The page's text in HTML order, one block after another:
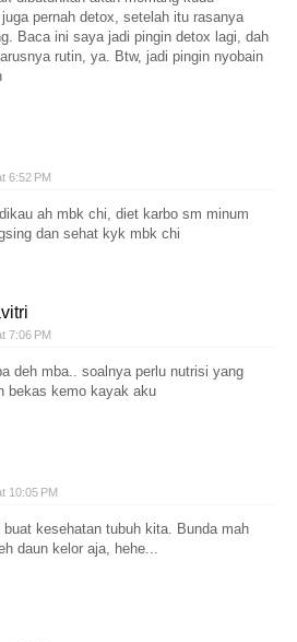
pernah detox, setelah itu rasanya
Baca ini saya jadi pingin detox lagi, dah
rutin, ya. Btw, jadi pingin nyobain
6:52 PM
ah mbk chi, diet karbo sm minum
dan sehat kyk mbk chi
7:06 PM
deh mba.. soalnya perlu nutrisi yang
bekas kemo kayak aku
10:05 PM
kesehatan tubuh kita. Bunda mah
daun kelor aja, hehe...